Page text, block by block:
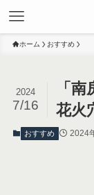
ホーム おすすめ
「
花火
2024
7/16
おすすめ 2024